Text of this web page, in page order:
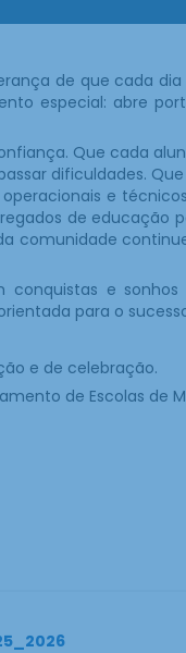
de que cada
especial: abre
Que cada
dificuldades.
e
de educação
comunidade
e
para o
e de celebração.
de Escolas de